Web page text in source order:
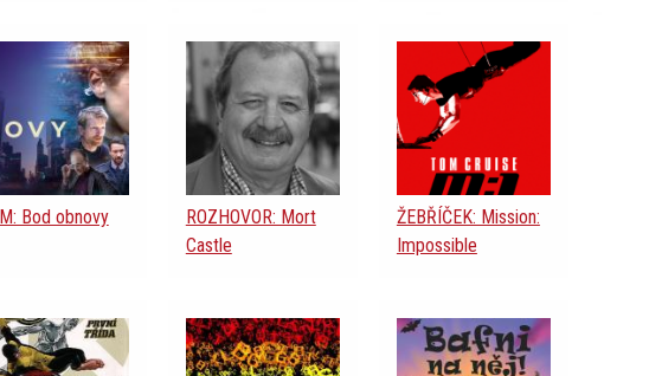
Bod obnovy
ROZHOVOR: Mort
Castle
ŽEBŘÍČEK: Mission:
Impossible